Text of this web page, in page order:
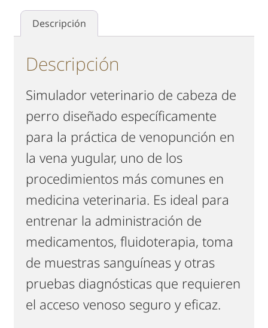
Descripción
Descripción
Simulador veterinario de cabeza de
perro diseñado específicamente
para la práctica de venopunción en
la vena yugular, uno de los
procedimientos más comunes en
medicina veterinaria. Es ideal para
entrenar la administración de
medicamentos, fluidoterapia, toma
de muestras sanguíneas y otras
pruebas diagnósticas que requieren
el acceso venoso seguro y eficaz.